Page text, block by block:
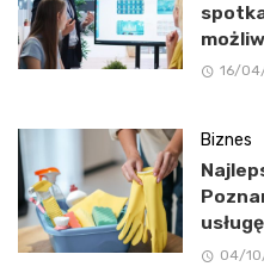
16/
Biznes
04/